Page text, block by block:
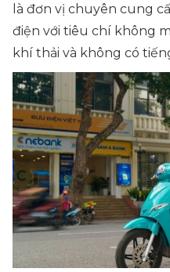
là đơn vị chuyên cung
điện với tiêu chí không
khí thải và không có